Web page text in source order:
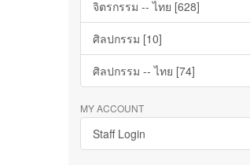
จิตรกรรม -- ไทย [628]
ศิลปกรรม [10]
ศิลปกรรม -- ไทย [74]
MY ACCOUNT
Staff Login